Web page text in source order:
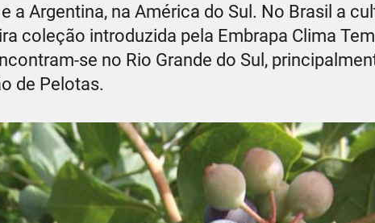
a Argentina, na América do Sul. No Brasil a
coleção introduzida pela Embrapa Clima
se no Rio Grande do Sul,
de Pelotas.